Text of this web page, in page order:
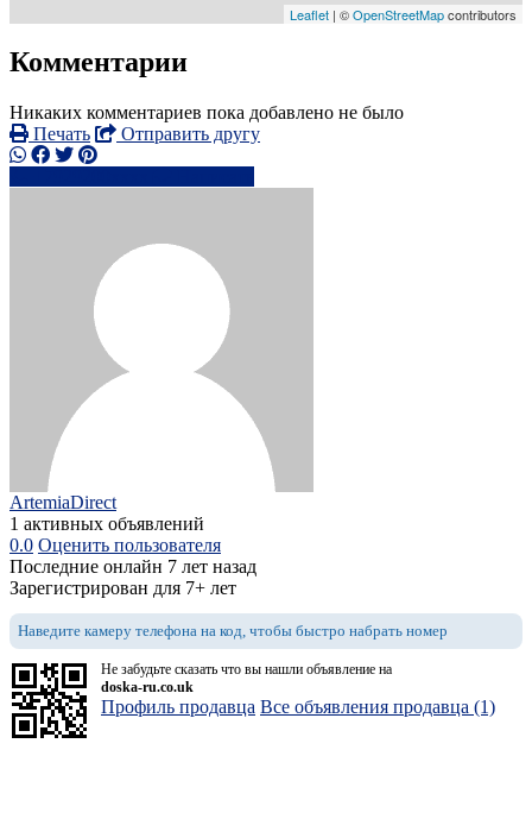
Leaflet | ©OpenStreetMapcontributors
Комментарии
Никаких комментариев пока добавлено не было
Печать
Отправить другу
ArtemiaDirect
1 активных объявлений
0.0 Оценить пользователя
Последние онлайн 7 лет назад
Зарегистрирован для 7+ лет
Наведите камеру телефона на код, чтобы быстро набрать номер
Не забудьте сказать что вы нашли объявление на
doska-ru.co.uk
Профиль продавца Все объявления продавца (1)